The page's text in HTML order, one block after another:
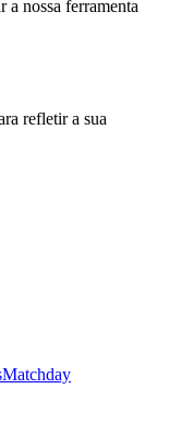
a nossa ferramenta
refletir a sua
Matchday